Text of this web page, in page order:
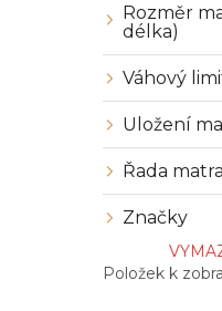
Značky
Rozměr
délka)
Řada
Uložení
Váhový
Položek k